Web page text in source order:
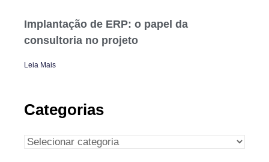
Implantação de ERP: o papel da
consultoria no projeto
Leia Mais
Categorias